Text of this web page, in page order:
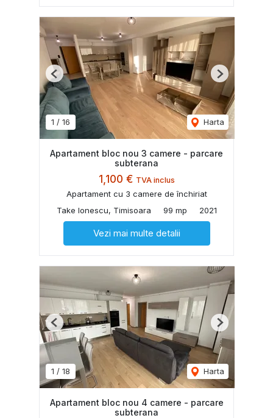
1 / 16 Harta
Previous Next
Apartament bloc nou 3 camere - parcare
subterana
1,100 € TVA inclus
Apartament cu 3 camere de închiriat
Take Ionescu, Timisoara
99 mp 2021
Vezi mai multe detalii
1 / 18 Harta
Previous Next
Apartament bloc nou 4 camere - parcare
subterana